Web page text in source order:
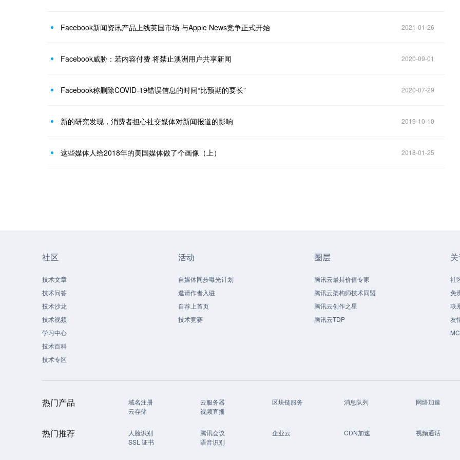
Facebook新闻资讯产品上线英国市场 与Apple News竞争正式开始 2021-01-26
Facebook威胁：若内容付费 将禁止澳洲用户共享新闻 2020-09-01
Facebook称删除COVID-19错误信息的时间“比预期的要长” 2020-07-29
新的研究发现，消费者担心社交媒体对新闻报道的影响 2019-10-10
这些媒体人给2018年的美国媒体做了个画像（上） 2018-01-25
社区
技术文章
技术问答
技术沙龙
技术视频
学习中心
技术百科
技术专区
活动
自媒体同步曝光计划
邀请作者入驻
自荐上首页
技术竞赛
圈层
腾讯云最具价值专家
腾讯云架构师技术同盟
腾讯云创作之星
腾讯云TDP
社
免
联
友
热门产品 域名注册 云服务器 区块链服务 消息队列
网络加速
云存储
视频直播
热门推荐 人脸识别 腾讯会议 企业云 CDN加速
视频通话
SSL 证书
语音识别